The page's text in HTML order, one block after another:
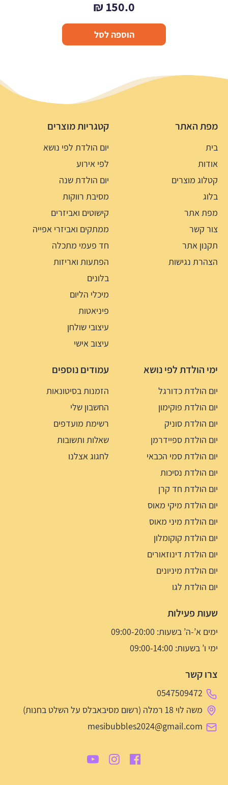
150.0
₪
הוספה לסל
מפת האתר
בית
אודות
קטלוג מוצרים
בלוג
מפת אתר
צור קשר
תקנון אתר
הצהרת נגישות
קטגריות מוצרים
יום הולדת לפי נושא
לפי אירוע
יום הולדת שנה
מסיבת רווקות
קישוטים ואביזרים
ממתקים ואביזרי אפייה
חד פעמי מתכלה
הפתעות ואריזות
בלונים
מיכלי הליום
פיניאטות
עיצובי שולחן
עיצוב אישי
ימי הולדת לפי נושא
יום הולדת כדורגל
יום הולדת פוקימון
יום הולדת סוניק
יום הולדת ספיידרמן
יום הולדת סמי הכבאי
יום הולדת נסיכות
יום הולדת חד קרן
יום הולדת מיקי מאוס
יום הולדת מיני מאוס
יום הולדת קוקומלון
יום הולדת דינוזאורים
יום הולדת מיניונים
יום הולדת לגו
עמודים נוספים
הזמנות בסיטונאות
החשבון שלי
רשימת מועדפים
שאלות ותשובות
לחגוג אצלנו
שעות פעילות
ימים א’-ה’ בשעות: 09:00-20:00
ימי ו’ בשעות: 09:00-14:00
צרו קשר
0547509472
משה לוי 18 רמלה (רשום מסיבאבלס על השלט בחנות)
mesibubbles2024@gmail.com